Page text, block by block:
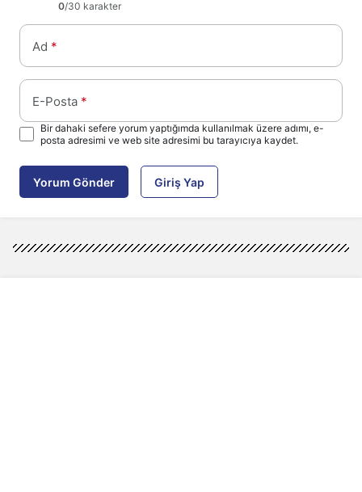
0/30 karakter
Ad *
E-Posta *
Bir dahaki sefere yorum yaptığımda kullanılmak üzere adımı, e-
posta adresimi ve web site adresimi bu tarayıcıya kaydet.
Yorum Gönder Giriş Yap